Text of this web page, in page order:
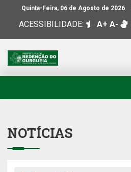
Quinta-Feira, 06 de Agosto de 2026
ACESSIBILIDADE: A+ A-
NOTÍCIAS